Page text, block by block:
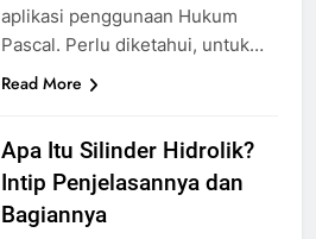
aplikasi penggunaan Hukum
Pascal. Perlu diketahui, untuk…
Read More
Apa Itu Silinder Hidrolik?
Intip Penjelasannya dan
Bagiannya